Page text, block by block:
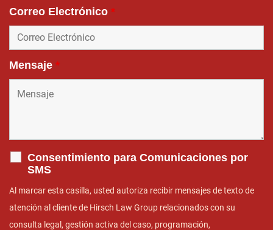
Correo Electrónico *
Mensaje *
Consentimiento para Comunicaciones por
SMS
Al marcar esta casilla, usted autoriza recibir mensajes de texto de
atención al cliente de Hirsch Law Group relacionados con su
consulta legal, gestión activa del caso, programación,